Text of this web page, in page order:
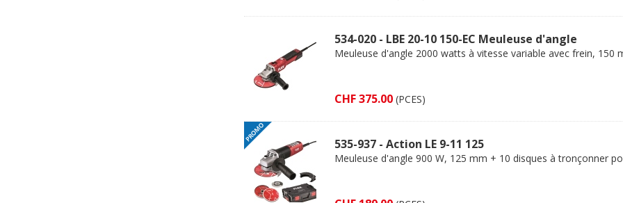
534-020 - LBE 20-10 150-EC Meuleuse d'angle
Meuleuse d'angle 2000 watts à vitesse variable avec frein, 150
CHF 375.00 (PCES)
535-937 - Action LE 9-11 125
Meuleuse d'angle 900 W, 125 mm + 10 disques à tronçonner